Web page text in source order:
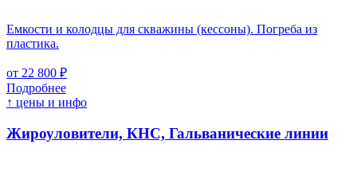
Емкости и колодцы для скважины (кессоны). Погреба из
пластика.
от 22 800 ₽
Подробнее
↑ цены и инфо
Жироуловители, КНС, Гальванические линии